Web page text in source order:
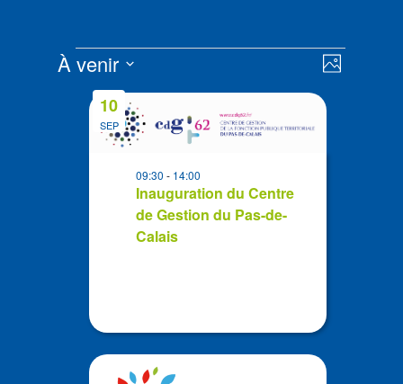
Évènements de
Photo
À venir
Sélectionnez
List
events
SEP
10
Inauguration du Centre
de Gestion du Pas-de-
Calais
09:30- 14:00